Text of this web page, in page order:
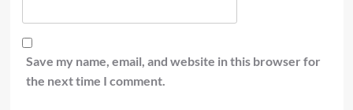
Save my name, email, and website in this browser for
the next time I comment.